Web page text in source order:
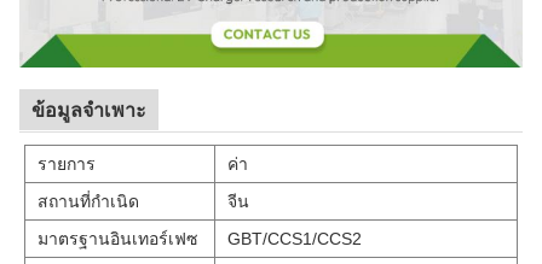
ข้อมูลจำเพาะ
รายการ
ค่า
สถานที่กำเนิด
จีน
มาตรฐานอินเทอร์เฟซ
GBT/CCS1/CCS2